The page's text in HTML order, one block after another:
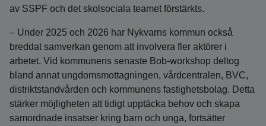
av SSPF och det skolsociala teamet förstärkts.
– Under 2025 och 2026 har Nykvarns kommun också
breddat samverkan genom att involvera fler aktörer i
arbetet. Vid kommunens senaste Bob-workshop deltog
bland annat ungdomsmottagningen, vårdcentralen, BVC,
distriktstandvården och kommunens fastighetsbolag. Detta
stärker möjligheten att tidigt upptäcka behov och skapa
samordnade insatser kring barn och unga, fortsätter